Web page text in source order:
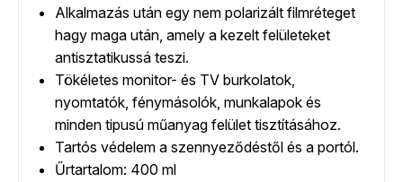
Alkalmazás után egy nem polarizált filmréteget
hagy maga után, amely a kezelt felületeket
antisztatikussá teszi.
Tökéletes monitor- és TV burkolatok,
nyomtatók, fénymásolók, munkalapok és
minden tipusú műanyag felület tisztításához.
Tartós védelem a szennyeződéstől és a portól.
Űrtartalom: 400 ml